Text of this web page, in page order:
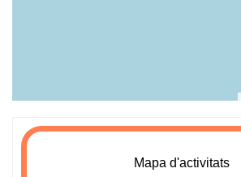
Mapa d'activitats